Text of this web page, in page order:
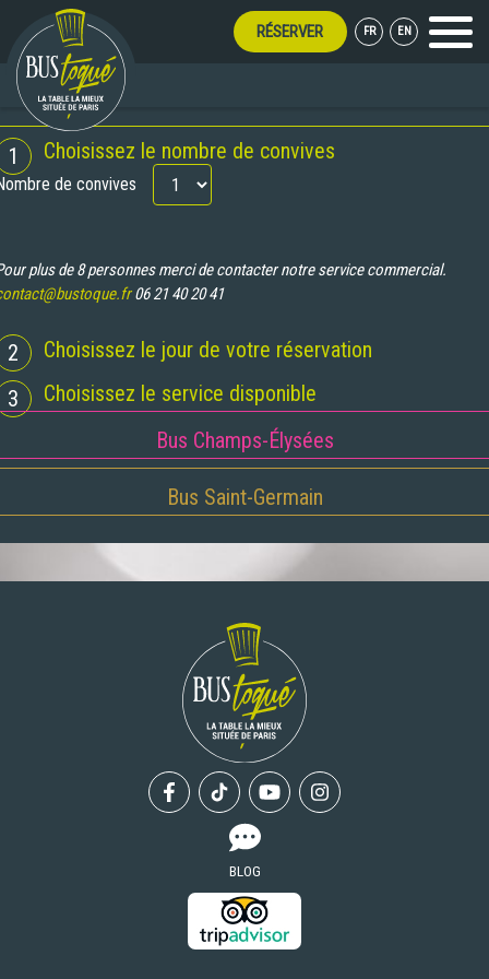
RÉSERVER FR EN Menu
TOUT L'ÉTÉ !
1 Choisissez le nombre de convives
de convives
plus de 8 personnes merci de contacter notre service commercial.
06 21 40 20 41
2
Choisissez le jour de votre réservation
3
Choisissez le service disponible
Bus Champs-Élysées
Bus Saint-Germain
FacebookTiktok YoutubeInstagram
BLOG